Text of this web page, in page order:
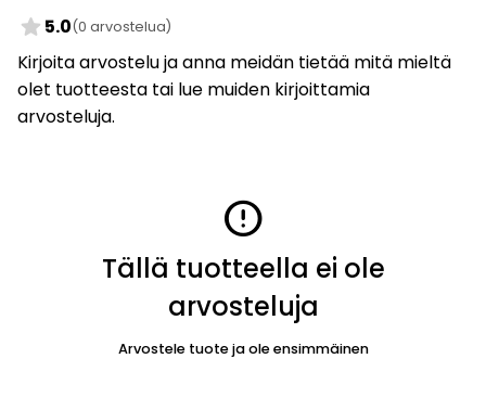
star 5.0(0 arvostelua)
Kirjoita arvostelu ja anna meidän tietää mitä mieltä
olet tuotteesta tai lue muiden kirjoittamia
arvosteluja.
error
Tällä tuotteella ei ole
arvosteluja
Arvostele tuote ja ole ensimmäinen